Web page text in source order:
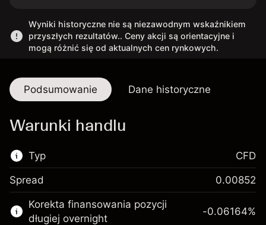
Wyniki historyczne nie są niezawodnym wskaźnikiem
przyszłych rezultatów.. Ceny akcji są orientacyjne i
mogą różnić się od aktualnych cen rynkowych.
Podsumowanie Dane historyczne
Warunki handlu
Typ
Ten rynek finansowy jest dostępny do handlu
CFD.
CFD
Spread 0.00852
Korekta finansowania pozycji
długiej overnight
-0.06164%